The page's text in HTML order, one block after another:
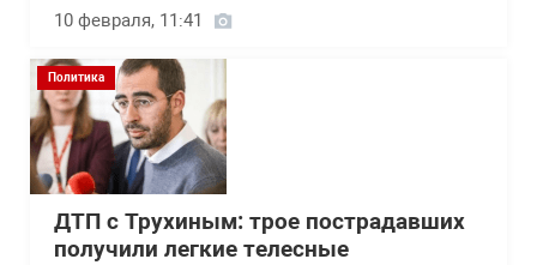
10 февраля, 11:41
Политика
ДТП с Трухиным: трое пострадавших
получили легкие телесные